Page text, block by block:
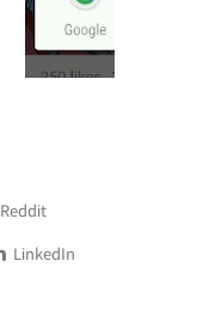
Reddit
LinkedIn